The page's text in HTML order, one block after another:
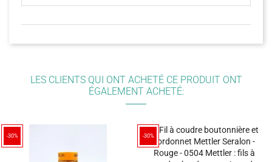
LES CLIENTS QUI ONT ACHETÉ CE PRODUIT ONT
ÉGALEMENT ACHETÉ:
-30% -30%